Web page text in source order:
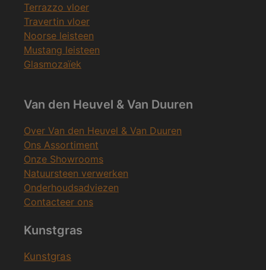
Terrazzo vloer
Travertin vloer
Noorse leisteen
Mustang leisteen
Glasmozaïek
Van den Heuvel & Van Duuren
Over Van den Heuvel & Van Duuren
Ons Assortiment
Onze Showrooms
Natuursteen verwerken
Onderhoudsadviezen
Contacteer ons
Kunstgras
Kunstgras